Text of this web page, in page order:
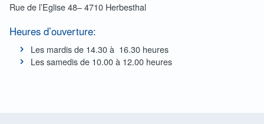
Rue de l’Eglise 48– 4710 Herbesthal
Heures d’ouverture:
Les mardis de 14.30 à 16.30 heures
Les samedis de 10.00 à 12.00 heures